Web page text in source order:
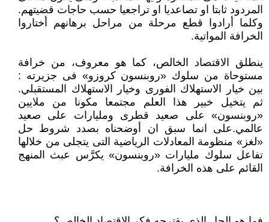
المردود ثابتا او تصاعديا او تراجعيا حسب حاجات قضيتهم.
وكلما أرادوا قطع مرحلة من مراحل برهانهم أختاروا
الخرافة المواتية.
ينطلق الاقتصاد الخالص، كما هو معروف، من خرافة
مستوحاة من سلوك «روبنسون كروزو» فى جزيرته :
بين خيار الاستهلاك الفورى وخيار الاستهلاك المستقبلي.
ثم يتخيل خبير هذا العلم مجتمعا مكونا من ملايين
«روبنسون» على صعيد قطرى ومليارات على صعيد
عالمي.على انما سبق ان أوضحناه بصدد شروط حل
«لغز» منظومة المعادلات الرياضية التى يتجلى من خلالها
تفاعل سلوك مليارات «روبنسون» يكرَّس عبث المنهج
القائم على هذه الخرافة.